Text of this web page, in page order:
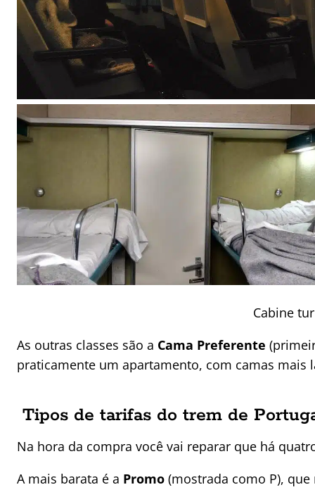
Cabine
As outras classes são a Cama Preferente
praticamente um apartamento, com camas mais
Tipos de tarifas do trem de
Na hora da compra você vai reparar que há
A mais barata é a Promo (mostrada como P),